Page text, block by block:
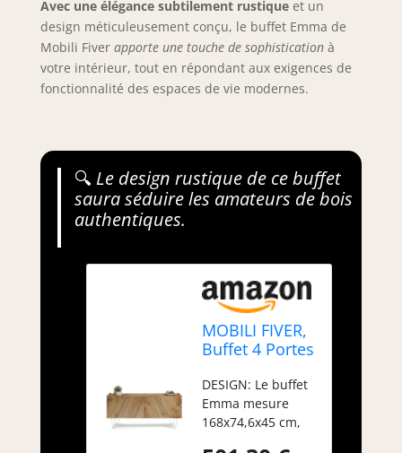
Avec une élégance subtilement rustiqueet un
design méticuleusement conçu, le buffet Emma de
Mobili Fiver apporte une touche de sophisticationà
votre intérieur, tout en répondant aux exigences de
fonctionnalité des espaces de vie modernes.
🔍 Le design rustique de ce buffet
saura séduire les amateurs de bois
authentiques.
MOBILI FIVER,
Buffet 4 Portes
Rustique, avec
Pieds Blancs,
168 cmx45
DESIGN: Le buffet
Emma mesure
168x74,6x45 cm,